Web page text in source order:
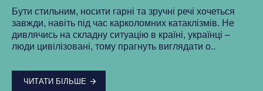
Бути стильним, носити гарні та зручні речі хочеться
завжди, навіть під час карколомних катаклізмів. Не
дивлячись на складну ситуацію в країні, українці –
люди цивілізовані, тому прагнуть виглядати о..
ЧИТАТИ БІЛЬШЕ